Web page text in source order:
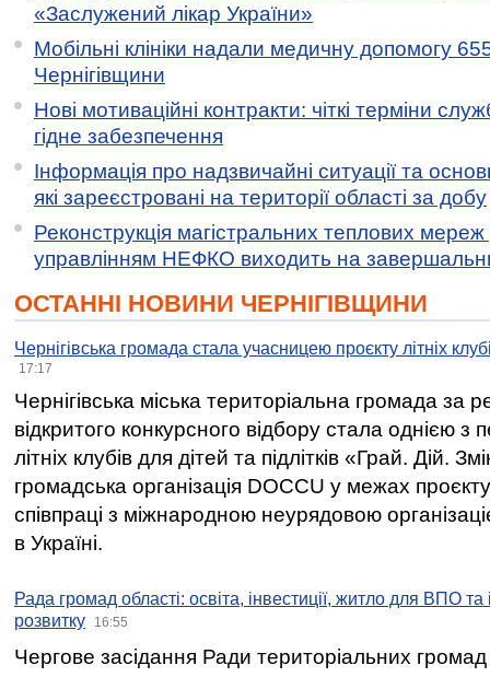
«Заслужений лікар України»
Мобільні клініки надали медичну допомогу
Чернігівщини
Нові мотиваційні контракти: чіткі терміни
гідне забезпечення
Інформація про надзвичайні ситуації та
які зареєстровані на території області за добу
Реконструкція магістральних теплових мереж
управлінням НЕФКО виходить на
ОСТАННІ НОВИНИ ЧЕРНІГІВЩИНИ
Чернігівська громада стала учасницею проєкту літніх
17:17
Чернігівська міська територіальна громада за
відкритого конкурсного відбору стала однією
літніх клубів для дітей та підлітків «Грай. Дій.
громадська організація DOCCU у межах
співпраці з міжнародною неурядовою
в Україні.
Рада громад області: освіта, інвестиції, житло для ВПО
розвитку
16:55
Чергове засідання Ради територіальних громад